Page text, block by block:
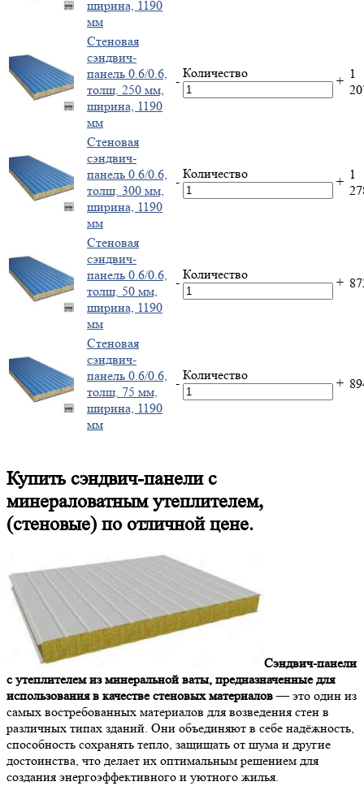
ширина, 1190
мм
Стеновая
сэндвич-
панель 0.6/0.6,
толщ. 250 мм,
ширина, 1190
мм
-
Количество
+ 1
Стеновая
сэндвич-
панель 0.6/0.6,
толщ. 300 мм,
ширина, 1190
мм
-
Количество
+ 1
Стеновая
сэндвич-
панель 0.6/0.6,
толщ. 50 мм,
ширина, 1190
мм
-
Количество
+
Стеновая
сэндвич-
панель 0.6/0.6,
толщ. 75 мм,
ширина, 1190
мм
-
Количество
+
Купить сэндвич-панели с
минераловатным утеплителем,
(стеновые) по отличной цене.
Сэндвич-панели
с утеплителем из минеральной ваты, предназначенные для
использования в качестве стеновых материалов— это один из
самых востребованных материалов для возведения стен в
различных типах зданий. Они объединяют в себе надёжность,
способность сохранять тепло, защищать от шума и другие
достоинства, что делает их оптимальным решением для
создания энергоэффективного и уютного жилья.